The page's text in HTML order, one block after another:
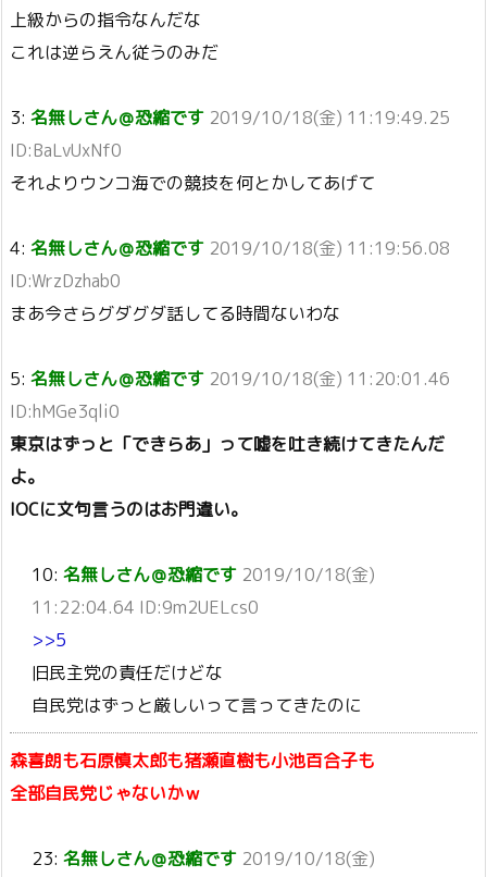
上級からの指令なんだな
これは逆らえん従うのみだ
3: 名無しさん＠恐縮です 2019/10/18(金) 11:19:49.25
ID:BaLvUxNf0
それよりウンコ海での競技を何とかしてあげて
4: 名無しさん＠恐縮です 2019/10/18(金) 11:19:56.08
ID:WrzDzhab0
まあ今さらグダグダ話してる時間ないわな
5: 名無しさん＠恐縮です 2019/10/18(金) 11:20:01.46
ID:hMGe3qli0
東京はずっと「できらあ」って嘘を吐き続けてきたんだ
よ。
IOCに文句言うのはお門違い。
10: 名無しさん＠恐縮です 2019/10/18(金)
11:22:04.64 ID:9m2UELcs0
>>5
旧民主党の責任だけどな
自民党はずっと厳しいって言ってきたのに
森喜朗も石原慎太郎も猪瀬直樹も小池百合子も
全部自民党じゃないかｗ
23: 名無しさん＠恐縮です 2019/10/18(金)